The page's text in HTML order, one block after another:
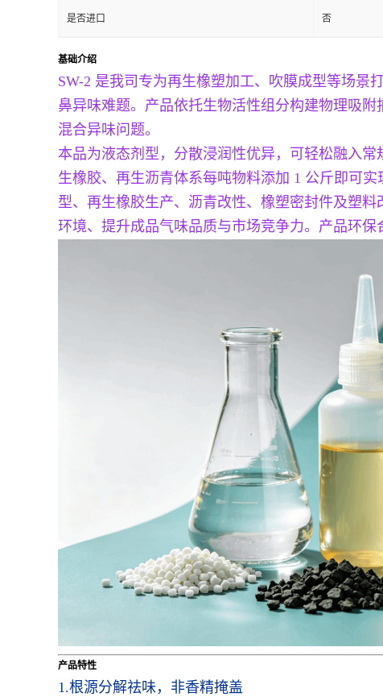
是否进口 否
基础介绍
SW-2 是我司专为再生橡塑加工、吹膜成型等场景
鼻异味难题。产品依托生物活性组分构建物理吸
混合异味问题。
本品为液态剂型，分散浸润性优异，可轻松融入
生橡胶、再生沥青体系每吨物料添加 1 公斤即可
型、再生橡胶生产、沥青改性、橡塑密封件及塑
环境、提升成品气味品质与市场竞争力。产品环
产品特性
1.根源分解祛味，非香精掩盖